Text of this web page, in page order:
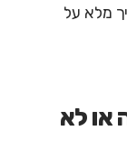
מלא על
או לא